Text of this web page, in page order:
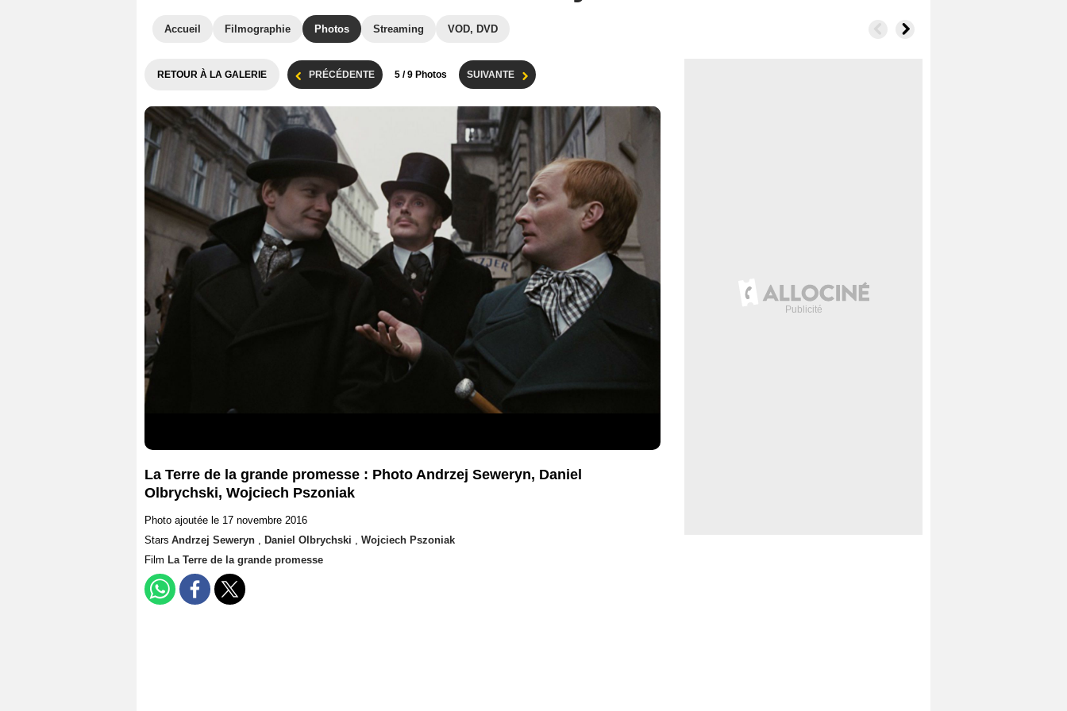
Accueil Filmographie Photos Streaming VOD, DVD
RETOUR À LA GALERIE PRÉCÉDENTE 5 / 9 Photos SUIVANTE
La Terre de la grande promesse : Photo Andrzej Seweryn, Daniel
Olbrychski, Wojciech Pszoniak
Photo ajoutée le 17 novembre 2016
Stars Andrzej Seweryn , Daniel Olbrychski , Wojciech Pszoniak
Film La Terre de la grande promesse